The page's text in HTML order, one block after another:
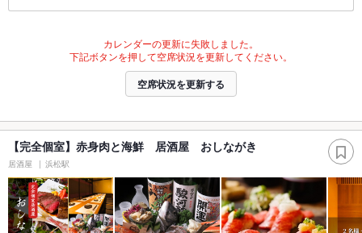
カレンダーの更新に失敗しました。
下記ボタンを押して空席状況を更新してください。
空席状況を更新する
【完全個室】赤身肉と海鮮 居酒屋 おしながき
居酒屋 浜松駅